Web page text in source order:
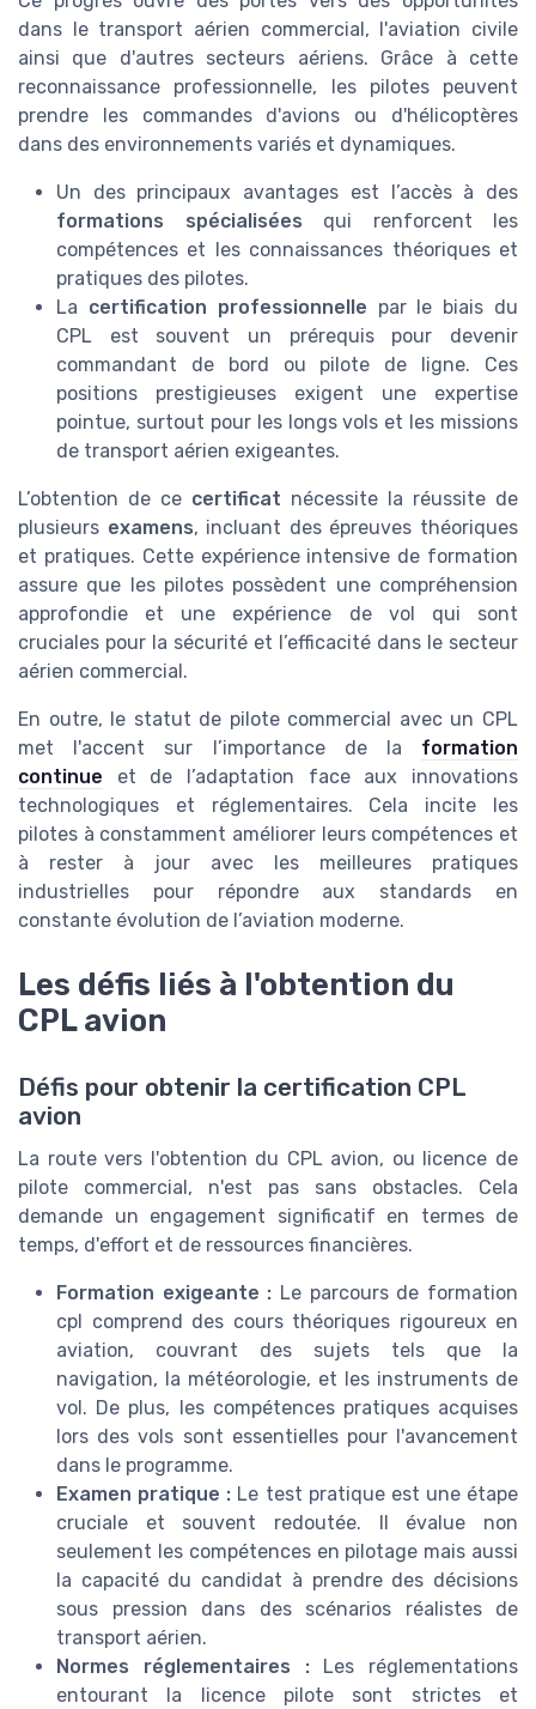
dans le transport aérien commercial, l'aviation civile
ainsi que d'autres secteurs aériens. Grâce à cette
reconnaissance professionnelle, les pilotes peuvent
prendre les commandes d'avions ou d'hélicoptères
dans des environnements variés et dynamiques.
Un des principaux avantages est l’accès à des
formations spécialisées qui renforcent les
compétences et les connaissances théoriques et
pratiques des pilotes.
La certification professionnelle par le biais du
CPL est souvent un prérequis pour devenir
commandant de bord ou pilote de ligne. Ces
positions prestigieuses exigent une expertise
pointue, surtout pour les longs vols et les missions
de transport aérien exigeantes.
L’obtention de ce certificat nécessite la réussite de
plusieurs examens, incluant des épreuves théoriques
et pratiques. Cette expérience intensive de formation
assure que les pilotes possèdent une compréhension
approfondie et une expérience de vol qui sont
cruciales pour la sécurité et l’efficacité dans le secteur
aérien commercial.
En outre, le statut de pilote commercial avec un CPL
met l'accent sur l’importance de la formation
continue et de l’adaptation face aux innovations
technologiques et réglementaires. Cela incite les
pilotes à constamment améliorer leurs compétences et
à rester à jour avec les meilleures pratiques
industrielles pour répondre aux standards en
constante évolution de l’aviation moderne.
Les défis liés à l'obtention du
CPL avion
Défis pour obtenir la certification CPL
avion
La route vers l'obtention du CPL avion, ou licence de
pilote commercial, n'est pas sans obstacles. Cela
demande un engagement significatif en termes de
temps, d'effort et de ressources financières.
Formation exigeante : Le parcours de formation
cpl comprend des cours théoriques rigoureux en
aviation, couvrant des sujets tels que la
navigation, la météorologie, et les instruments de
vol. De plus, les compétences pratiques acquises
lors des vols sont essentielles pour l'avancement
dans le programme.
Examen pratique : Le test pratique est une étape
cruciale et souvent redoutée. Il évalue non
seulement les compétences en pilotage mais aussi
la capacité du candidat à prendre des décisions
sous pression dans des scénarios réalistes de
transport aérien.
Normes réglementaires :Les réglementations
entourant la licence pilote sont strictes et